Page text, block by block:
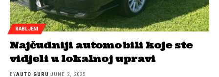
RABLJENI
Najčudniji automobili koje ste
vidjeli u lokalnoj upravi
BYAUTO GURU JUNE 2, 2025